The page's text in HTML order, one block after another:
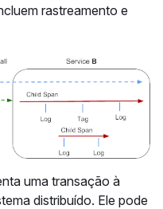
rastreamento e
uma transação à
distribuído. Ele pode